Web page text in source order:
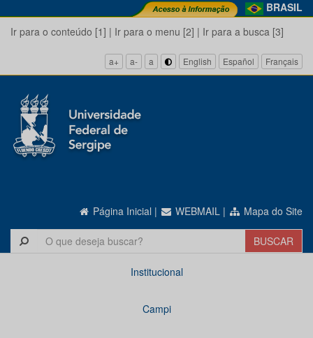
BRASIL
Ir para o conteúdo [1] | Ir para o menu [2] | Ir para a busca [3]
a+ a- a English Español Français
Página Inicial | WEBMAIL | Mapa do Site
Institucional
Campi